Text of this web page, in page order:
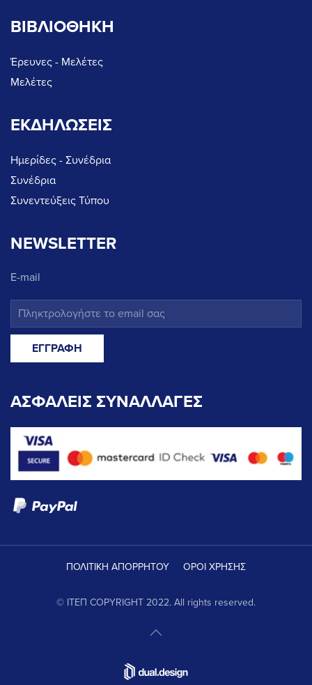
ΒΙΒΛΙΟΘΗΚΗ
Έρευνες - Μελέτες
Μελέτες
ΕΚΔΗΛΩΣΕΙΣ
Ημερίδες - Συνέδρια
Συνέδρια
Συνεντεύξεις Τύπου
NEWSLETTER
E-mail
ΑΣΦΑΛΕΙΣ ΣΥΝΑΛΛΑΓΕΣ
ΠΟΛΙΤΙΚΗ ΑΠΟΡΡΗΤΟΥ ΟΡΟΙ ΧΡΗΣΗΣ
© ΙΤΕΠ COPYRIGHT 2022. All rights reserved.